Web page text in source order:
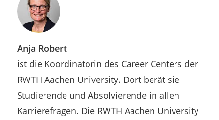
Anja Robert
ist die Koordinatorin des Career Centers der
RWTH Aachen University. Dort berät sie
Studierende und Absolvierende in allen
Karrierefragen. Die RWTH Aachen University